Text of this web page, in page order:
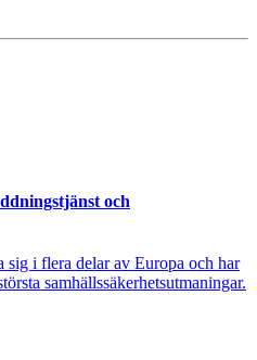
och
sig i flera delar av Europa och har
samhällssäkerhetsutmaningar.